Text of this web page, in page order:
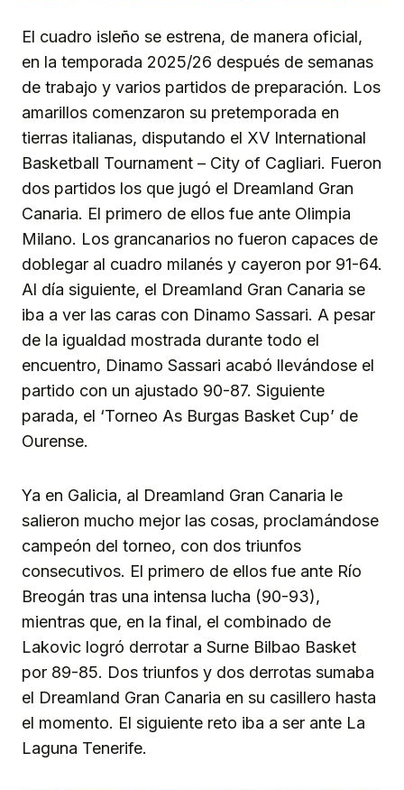
El cuadro isleño se estrena, de manera oficial,
en la temporada 2025/26 después de semanas
de trabajo y varios partidos de preparación. Los
amarillos comenzaron su pretemporada en
tierras italianas, disputando el XV International
Basketball Tournament – City of Cagliari. Fueron
dos partidos los que jugó el Dreamland Gran
Canaria. El primero de ellos fue ante Olimpia
Milano. Los grancanarios no fueron capaces de
doblegar al cuadro milanés y cayeron por 91-64.
Al día siguiente, el Dreamland Gran Canaria se
iba a ver las caras con Dinamo Sassari. A pesar
de la igualdad mostrada durante todo el
encuentro, Dinamo Sassari acabó llevándose el
partido con un ajustado 90-87. Siguiente
parada, el ‘Torneo As Burgas Basket Cup’ de
Ourense.
Ya en Galicia, al Dreamland Gran Canaria le
salieron mucho mejor las cosas, proclamándose
campeón del torneo, con dos triunfos
consecutivos. El primero de ellos fue ante Río
Breogán tras una intensa lucha (90-93),
mientras que, en la final, el combinado de
Lakovic logró derrotar a Surne Bilbao Basket
por 89-85. Dos triunfos y dos derrotas sumaba
el Dreamland Gran Canaria en su casillero hasta
el momento. El siguiente reto iba a ser ante La
Laguna Tenerife.